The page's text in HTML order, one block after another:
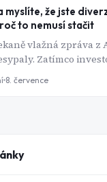
myslíte, že jste
to nemusí stačit
vlažná zpráva z
Zatímco
ti s rozloženým
8. července